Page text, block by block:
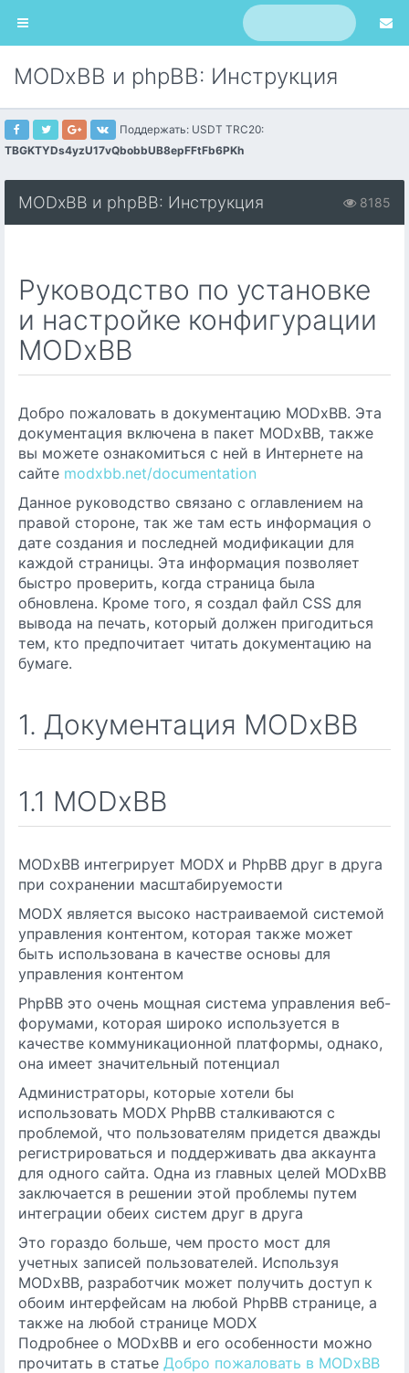
MODxBB и phpBB: Инструкция
Поддержать: USDT TRC20:
TBGKTYDs4yzU17vQbobbUB8epFFtFb6PKh
8185
MODxBB и phpBB: Инструкция
Руководство по установке
и настройке конфигурации
MODxBB
Добро пожаловать в документацию MODxBB. Эта
документация включена в пакет MODxBB, также
вы можете ознакомиться с ней в Интернете на
сайте modxbb.net/documentation
Данное руководство связано с оглавлением на
правой стороне, так же там есть информация о
дате создания и последней модификации для
каждой страницы. Эта информация позволяет
быстро проверить, когда страница была
обновлена. Кроме того, я создал файл CSS для
вывода на печать, который должен пригодиться
тем, кто предпочитает читать документацию на
бумаге.
1. Документация MODxBB
1.1 MODxBB
MODxBB интегрирует MODX и PhpBB друг в друга
при сохранении масштабируемости
MODX является высоко настраиваемой системой
управления контентом, которая также может
быть использована в качестве основы для
управления контентом
PhpBB это очень мощная система управления веб-
форумами, которая широко используется в
качестве коммуникационной платформы, однако,
она имеет значительный потенциал
Администраторы, которые хотели бы
использовать MODX PhpBB сталкиваются с
проблемой, что пользователям придется дважды
регистрироваться и поддерживать два аккаунта
для одного сайта. Одна из главных целей MODxBB
заключается в решении этой проблемы путем
интеграции обеих систем друг в друга
Это гораздо больше, чем просто мост для
учетных записей пользователей. Используя
MODxBB, разработчик может получить доступ к
обоим интерфейсам на любой PhpBB странице, а
также на любой странице MODX
Подробнее о MODxBB и его особенности можно
прочитать в статье Добро пожаловать в MODxBB